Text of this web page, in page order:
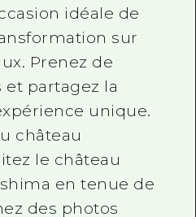
idéale de
sur
Prenez de
partagez la
unique.
château
le château
en tenue de
des photos